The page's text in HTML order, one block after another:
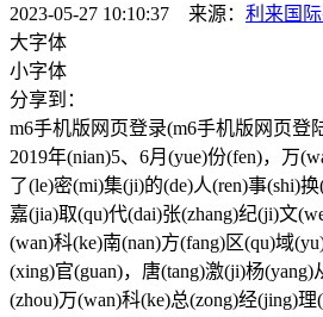
2023-05-27 10:10:37 来源： 利来国
大字体
小字体
分享到：
m6手机版网页登录(m6手机版网页
2019年(nian)5、6月(yue)份(fen)，万
了(le)密(mi)集(ji)的(de)人(ren)事(shi)
嘉(jia)取(qu)代(dai)张(zhang)纪(ji)文
(wan)科(ke)南(nan)方(fang)区(qu)域
(xing)官(guan)，唐(tang)激(ji)杨(yang)
(zhou)万(wan)科(ke)总(zong)经(jing)理